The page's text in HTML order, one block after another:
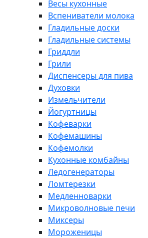
Весы кухонные
Вспениватели молока
Гладильные доски
Гладильные системы
Гриддли
Грили
Диспенсеры для пива
Духовки
Измельчители
Йогуртницы
Кофеварки
Кофемашины
Кофемолки
Кухонные комбайны
Ледогенераторы
Ломтерезки
Медленноварки
Микроволновые печи
Миксеры
Мороженицы